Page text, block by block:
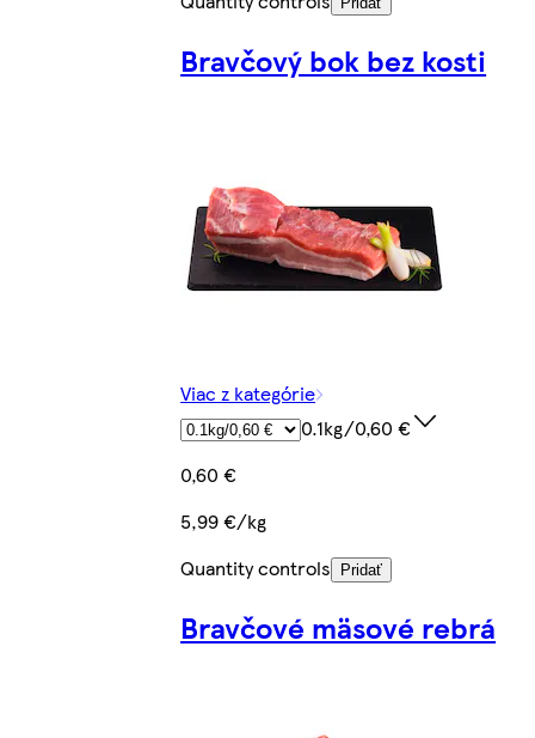
Bravčový bok bez kosti
Viac z kategórie
0.1kg/0,60 €
0,60 €
5,99 €/kg
Quantity controls
Pridať
Bravčové mäsové rebrá